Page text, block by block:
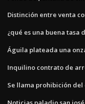
Distinción entre venta
¿qué es una buena tasa
Águila plateada una
Inquilino contrato de
Se llama prohibición